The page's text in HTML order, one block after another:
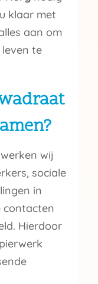
klaar met
aan om
te
wij
sociale
in
contacten
Hierdoor